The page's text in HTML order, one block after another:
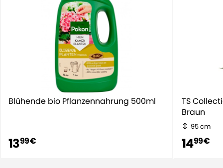
Blühende bio Pflanzennahrung 500ml
1399 €
TS
Braun
95 cm
1499 €